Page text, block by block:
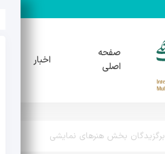
صفحه
اصلی
اخبار
برگزیدگان بخش هنرهای نمایشی